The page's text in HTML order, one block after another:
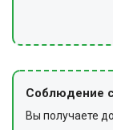
Соблюдение
Вы получаете